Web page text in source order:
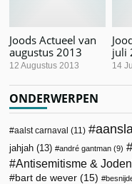
Joods Actueel van
augustus 2013
12 Augustus 2013
juli
14
ONDERWERPEN
aalst carnaval (11)
jahjah (13) andré gantman (9)
Antisemitisme &
bart de wever (15)